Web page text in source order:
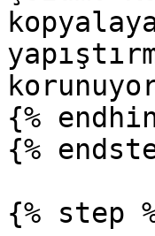
{%
{%
{% step